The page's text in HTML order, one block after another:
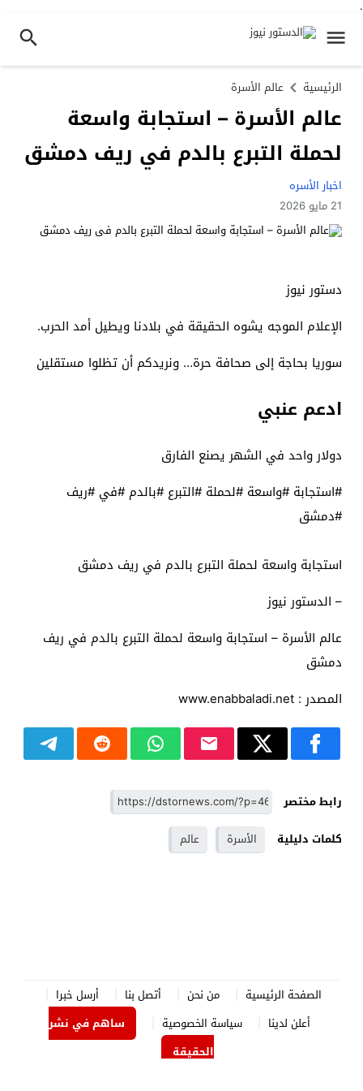
.
الرئيسية عالم الأسرة
عالم الأسرة – استجابة واسعة
لحملة التبرع بالدم في ريف دمشق
اخبار الأسره
21 مايو 2026
دستور نيوز
الإعلام الموجه يشوه الحقيقة في بلادنا ويطيل أمد الحرب.
سوريا بحاجة إلى صحافة حرة… ونريدكم أن تظلوا مستقلين
ادعم عنبي
دولار واحد في الشهر يصنع الفارق
#استجابة #واسعة #لحملة #التبرع #بالدم #في #ريف
#دمشق
استجابة واسعة لحملة التبرع بالدم في ريف دمشق
– الدستور نيوز
عالم الأسرة – استجابة واسعة لحملة التبرع بالدم في ريف
دمشق
المصدر : www.enabbaladi.net
رابط مختصر
كلمات دليلية
الأسرة عالم
الصفحة الرئيسية من نحن أتصل بنا
أرسل خبرا
أعلن لدينا
سياسة الخصوصية
ساهم في نشر
الحقيقة